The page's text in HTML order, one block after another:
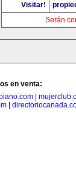
Visitar!
Serán
en venta:
|